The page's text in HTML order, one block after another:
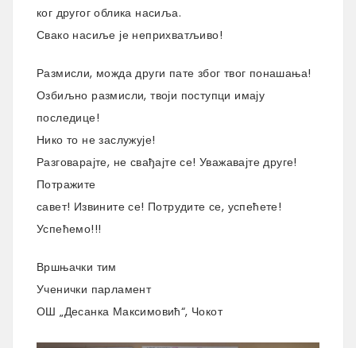
ког другог облика насиља.
Свако насиље је неприхватљиво!
Размисли, можда други пате због твог понашања!
Озбиљно размисли, твоји поступци имају
последице!
Нико то не заслужује!
Разговарајте, не свађајте се! Уважавајте друге!
Потражите
савет! Извините се! Потрудите се, успећете!
Успећемо!!!
Вршњачки тим
Ученички парламент
ОШ „Десанка Максимовић“, Чокот